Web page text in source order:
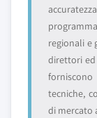
regionali e
direttori ed
tecniche,
di mercato